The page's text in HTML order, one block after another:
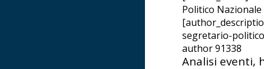
Politico Nazionale
segretario-
author 91338
Analisi eventi,